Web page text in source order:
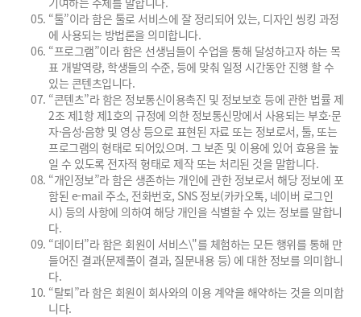
“툴”이라 함은 툴로 서비스에 잘 정리되어 있는, 디자인 씽킹 과정
에 사용되는 방법론을 의미합니다.
“프로그램”이라 함은 선생님들이 수업을 통해 달성하고자 하는 목
표 개발역량, 학생들의 수준, 등에 맞춰 일정 시간동안 진행 할 수
있는 콘텐츠입니다.
“콘텐츠”라 함은 정보통신이용촉진 및 정보보호 등에 관한 법률 제
2조 제1항 제1호의 규정에 의한 정보통신망에서 사용되는 부호·문
자·음성·음향 및 영상 등으로 표현된 자료 또는 정보로서, 툴, 또는
프로그램의 형태로 되어있으며. 그 보존 및 이용에 있어 효용을 높
일 수 있도록 전자적 형태로 제작 또는 처리된 것을 말합니다.
“개인정보”라 함은 생존하는 개인에 관한 정보로서 해당 정보에 포
함된 e-mail 주소, 전화번호, SNS 정보(카카오톡, 네이버 로그인
시) 등의 사항에 의하여 해당 개인을 식별할 수 있는 정보를 말합니
다.
“데이터”라 함은 회원이 서비스\"를 체험하는 모든 행위를 통해 만
들어진 결과(문제풀이 결과, 질문내용 등) 에 대한 정보를 의미합니
다.
“탈퇴”라 함은 회원이 회사와의 이용 계약을 해약하는 것을 의미합
니다.